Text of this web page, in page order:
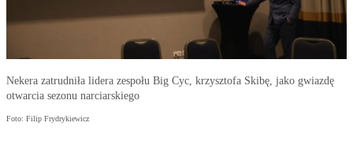
Nekera zatrudniła lidera zespołu Big Cyc, krzysztofa Skibę, jako gwiazdę
otwarcia sezonu narciarskiego
Foto: Filip Frydrykiewicz